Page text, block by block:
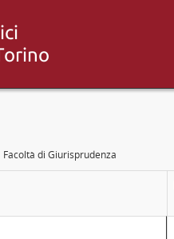
Facoltà di Giurisprudenza